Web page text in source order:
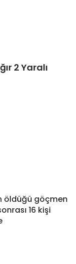
2 Yaralı
öldüğü göçmen
16 kişi